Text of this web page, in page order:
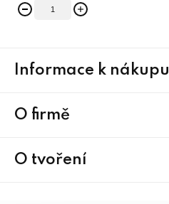
Informace k nákupu
O firmě
O tvoření